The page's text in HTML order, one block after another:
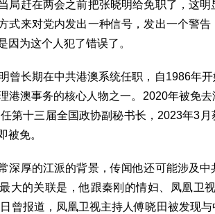
局赶在两会之前把张晓明给免职了，这
式来对党内发出一种信号，发出一个警
因为这个人犯了错误了。
曾长期在中共港澳系统任职，自1986年
港澳事务的核心人物之一。2020年被免
第十三届全国政协副秘书长，2023年3
被免。
深厚的江派的背景，传闻他还可能涉及
大的关联是，他跟秦刚的情妇、凤凰卫
曾报道，凤凰卫视主持人傅晓田被发现